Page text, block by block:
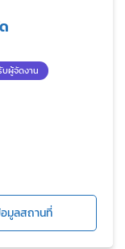
ผู้จัดงาน
มูลสถานที่